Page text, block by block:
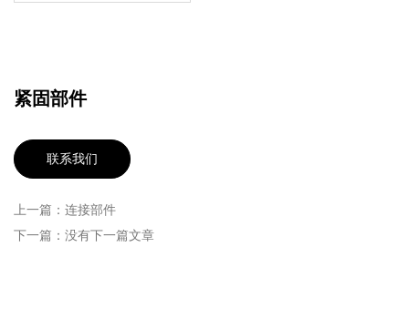
紧固部件
联系我们
上一篇：连接部件
下一篇：没有下一篇文章